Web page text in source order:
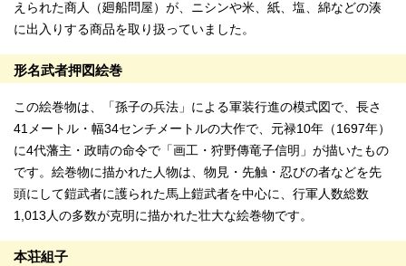
えられた商人（廻船問屋）が、ニシンや米、紙、塩、綿などの湊
に出入りする商品を取り扱っていました。
形名武者押図絵巻
この絵巻物は、「孫子の兵法」による軍装行進の模式図で、長さ
41メートル・幅34センチメートルの大作で、元禄10年（1697年）
に4代藩主・政晴の命令で「画工・狩野傳竜子信明」が描いたもの
です。絵巻物に描かれた人物は、物見・先触・忍びの者などを先
頭にして鎧武者に護られた馬上鎧武者を中心に、行軍人数総数
1,013人の多数が克明に描かれた壮大な絵巻物です。
本荘組子